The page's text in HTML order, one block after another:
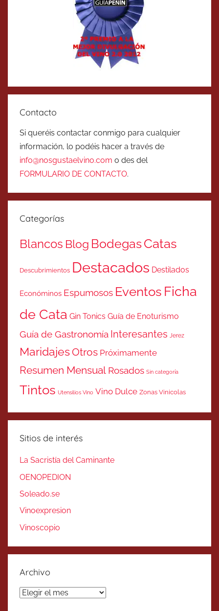
Contacto
Si queréis contactar conmigo para cualquier
información, lo podéis hacer a través de
info@nosgustaelvino.com o des del
FORMULARIO DE CONTACTO.
Categorías
Blancos Blog BodegasCatas
Descubrimientos Destacados Destilados
Económinos Espumosos Eventos Ficha
de Cata Gin Tonics Guía de Enoturismo
Guía de Gastronomía Interesantes Jerez
MaridajesOtros Próximamente
Resumen Mensual Rosados Sin categoría
Tintos Utensilios Vino Vino Dulce Zonas Vinicolas
Sitios de interés
La Sacristía del Caminante
OENOPEDION
Soleado.se
Vinoexpresion
Vinoscopio
Archivo
Archivo